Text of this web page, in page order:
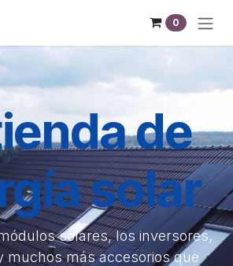
0
de
solar
solares, los inversores,
muchos más accesorios que